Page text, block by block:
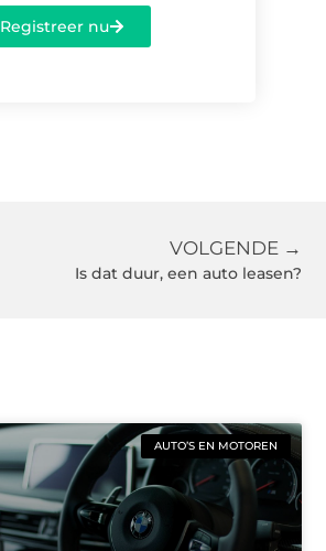
Registreer nu
VOLGENDE →
Is dat duur, een auto leasen?
AUTO’S EN MOTOREN